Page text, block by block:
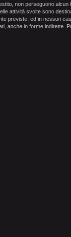
non perseguono alcun
attività svolte sono
previste, ed in nessun
anche in forme indirette.